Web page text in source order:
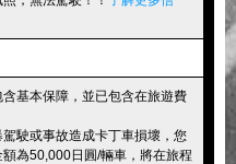
基本保障，並已包含在旅遊費
駛或事故造成卡丁車損壞，您
為50,000日圓/輛車，將在旅程